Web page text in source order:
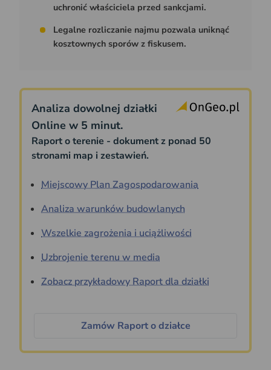
uchronić właściciela przed sankcjami.
Legalne rozliczanie najmu pozwala uniknąć
kosztownych sporów z fiskusem.
Analiza dowolnej działki
Online w 5 minut.
Raport o terenie - dokument z ponad 50
stronami map i zestawień.
Miejscowy Plan Zagospodarowania
Analiza warunków budowlanych
Wszelkie zagrożenia i uciążliwości
Uzbrojenie terenu w media
Zobacz przykładowy Raport dla działki
Zamów Raport o działce